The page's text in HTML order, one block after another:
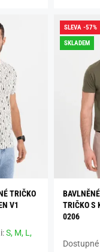
TRIČKO
V1
S, M, L,
SLEVA -57%
SKLADEM
TRIČKO S
0206